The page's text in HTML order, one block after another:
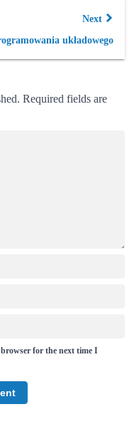
Next
układowego
Required fields are
for the next time I